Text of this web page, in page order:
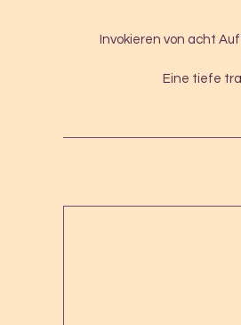
Invokieren von acht
Eine tiefe